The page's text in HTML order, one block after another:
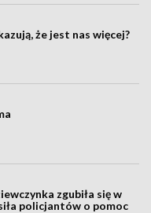
że jest nas więcej?
zgubiła się w
policjantów o pomoc